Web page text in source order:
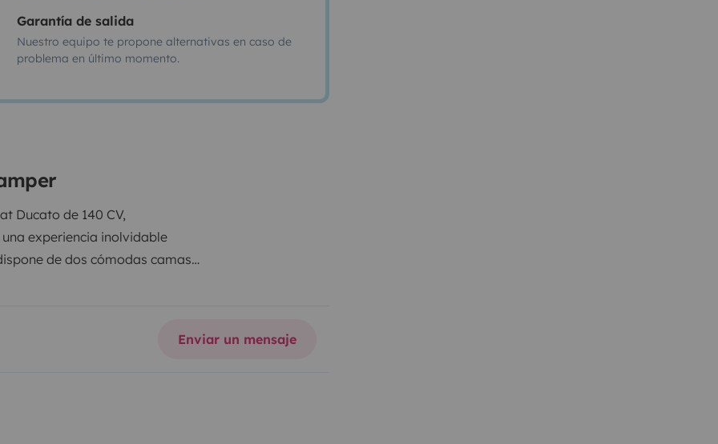
Garantía de salida
Nuestro equipo te propone alternativas en caso de
problema en último momento.
Ducato de 140 CV,
experiencia inolvidable
de dos cómodas camas
y un práctico toldo para
de la máxima comodidad
si tienes cualquier
Enviar un mensaje